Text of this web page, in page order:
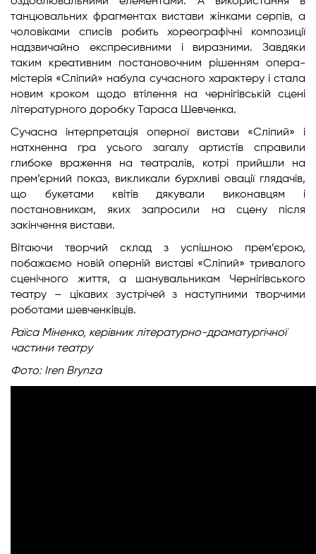
танцювальних фрагментах вистави жінками серпів, а
чоловіками списів робить хореографічні композиції
надзвичайно експресивними і виразними. Завдяки
таким креативним постановочним рішенням опера-
містерія «Сліпий» набула сучасного характеру і стала
новим кроком щодо втілення на чернігівській сцені
літературного доробку Тараса Шевченка.
Сучасна інтерпретація оперної вистави «Сліпий» і
натхненна гра усього загалу артистів справили
глибоке враження на театралів, котрі прийшли на
прем’єрний показ, викликали бурхливі овації глядачів,
що букетами квітів дякували виконавцям і
постановникам, яких запросили на сцену після
закінчення вистави.
Вітаючи творчий склад з успішною прем’єрою,
побажаємо новій оперній виставі «Сліпий» тривалого
сценічного життя, а шанувальникам Чернігівського
театру – цікавих зустрічей з наступними творчими
роботами шевченківців.
Раїса Міненко, керівник літературно-драматургічної
частини театру
Фото: Iren Brynza